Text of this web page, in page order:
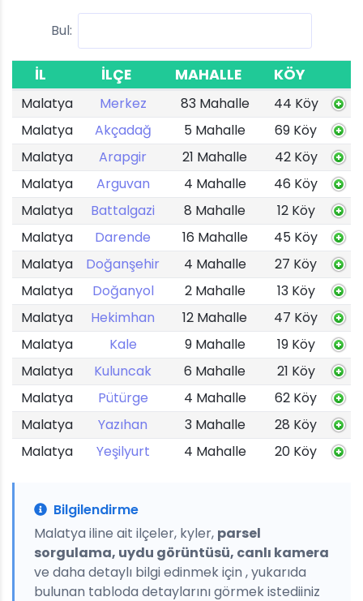
Bul:
İL İLÇE MAHALLE KÖY
Malatya Merkez 83 Mahalle
44 Köy
Malatya
Akçadağ 5 Mahalle
69 Köy
Malatya
Arapgir 21 Mahalle
42 Köy
Malatya
Arguvan 4 Mahalle
46 Köy
Malatya
Battalgazi 8 Mahalle
12 Köy
Malatya
Darende 16 Mahalle
45 Köy
Malatya
Doğanşehir 4 Mahalle
27 Köy
Malatya
Doğanyol 2 Mahalle
13 Köy
Malatya
Hekimhan 12 Mahalle
47 Köy
Malatya
Kale 9 Mahalle
19 Köy
Malatya
Kuluncak 6 Mahalle
21 Köy
Malatya
Pütürge 4 Mahalle
62 Köy
Malatya
Yazıhan 3 Mahalle
28 Köy
Malatya
Yeşilyurt 4 Mahalle 20 Köy
Bilgilendirme
Malatya iline ait ilçeler, kyler, parsel
sorgulama, uydu görüntüsü, canlı kamera
ve daha detaylı bilgi edinmek için , yukarıda
bulunan tabloda detaylarını görmek istediiniz